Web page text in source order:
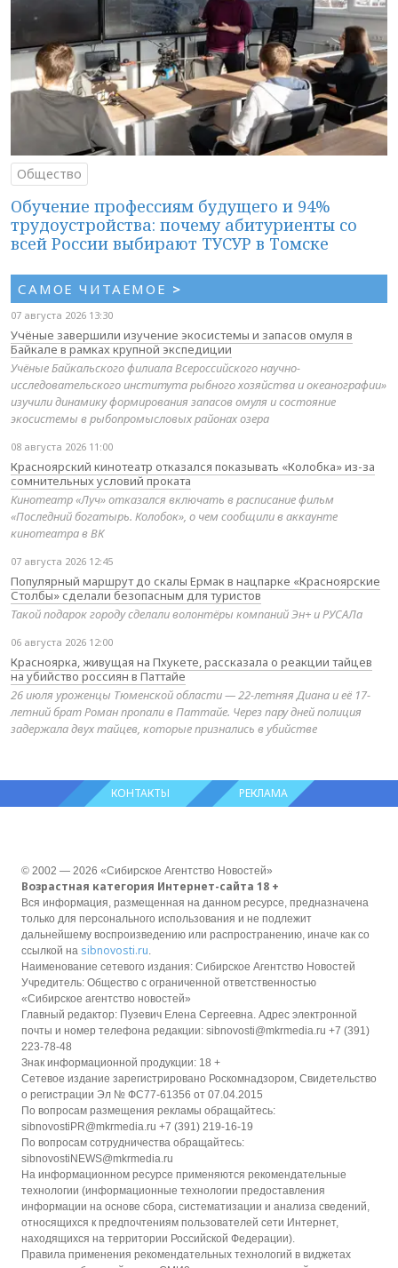
Общество
Обучение профессиям будущего и 94%
трудоустройства: почему абитуриенты со
всей России выбирают ТУСУР в Томске
САМОЕ ЧИТАЕМОЕ >
07 августа 2026 13:30
Учёные завершили изучение экосистемы и запасов омуля в
Байкале в рамках крупной экспедиции
Учёные Байкальского филиала Всероссийского научно-
исследовательского института рыбного хозяйства и океанографии»
изучили динамику формирования запасов омуля и состояние
экосистемы в рыбопромысловых районах озера
08 августа 2026 11:00
Красноярский кинотеатр отказался показывать «Колобка» из-за
сомнительных условий проката
Кинотеатр «Луч» отказался включать в расписание фильм
«Последний богатырь. Колобок», о чем сообщили в аккаунте
кинотеатра в ВК
07 августа 2026 12:45
Популярный маршрут до скалы Ермак в нацпарке «Красноярские
Столбы» сделали безопасным для туристов
Такой подарок городу сделали волонтёры компаний Эн+ и РУСАЛа
06 августа 2026 12:00
Красноярка, живущая на Пхукете, рассказала о реакции тайцев
на убийство россиян в Паттайе
26 июля уроженцы Тюменской области — 22-летняя Диана и её 17-
летний брат Роман пропали в Паттайе. Через пару дней полиция
задержала двух тайцев, которые признались в убийстве
КОНТАКТЫ РЕКЛАМА
© 2002 — 2026 «Сибирское Агентство Новостей»
Возрастная категория Интернет-сайта 18 +
Вся информация, размещенная на данном ресурсе, предназначена
только для персонального использования и не подлежит
дальнейшему воспроизведению или распространению, иначе как со
ссылкой на sibnovosti.ru.
Наименование сетевого издания: Сибирское Агентство Новостей
Учредитель: Общество с ограниченной ответственностью
«Сибирское агентство новостей»
Главный редактор: Пузевич Елена Сергеевна. Адрес электронной
почты и номер телефона редакции: sibnovosti@mkrmedia.ru +7 (391)
223-78-48
Знак информационной продукции: 18 +
Сетевое издание зарегистрировано Роскомнадзором, Свидетельство
о регистрации Эл № ФС77-61356 от 07.04.2015
По вопросам размещения рекламы обращайтесь:
sibnovostiPR@mkrmedia.ru +7 (391) 219-16-19
По вопросам сотрудничества обращайтесь:
sibnovostiNEWS@mkrmedia.ru
На информационном ресурсе применяются рекомендательные
технологии (информационные технологии предоставления
информации на основе сбора, систематизации и анализа сведений,
относящихся к предпочтениям пользователей сети Интернет,
находящихся на территории Российской Федерации).
Правила применения рекомендательных технологий в виджетах